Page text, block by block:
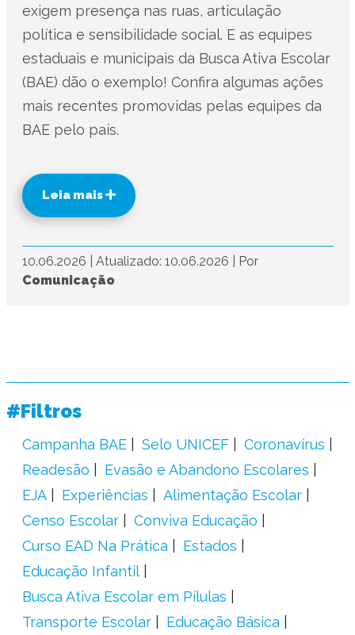
exigem presença nas ruas, articulação
política e sensibilidade social. E as equipes
estaduais e municipais da Busca Ativa Escolar
(BAE) dão o exemplo! Confira algumas ações
mais recentes promovidas pelas equipes da
BAE pelo país.
Leia mais
10.06.2026 Atualizado: 10.06.2026
Por
Comunicação
#Filtros
Campanha BAE Selo UNICEF
Coronavírus
Readesão
Evasão e Abandono Escolares
EJA
Experiências
Alimentação Escolar
Censo Escolar
Conviva Educação
Curso EAD Na Prática
Estados
Educação Infantil
Busca Ativa Escolar em Pílulas
Transporte Escolar
Educação Básica